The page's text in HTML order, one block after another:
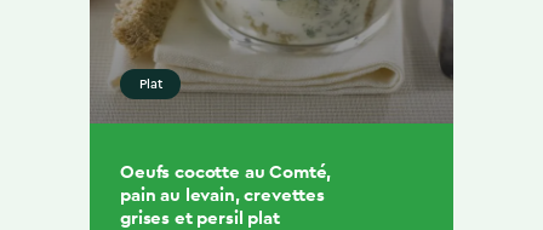
Plat
Oeufs cocotte au Comté,
pain au levain, crevettes
grises et persil plat